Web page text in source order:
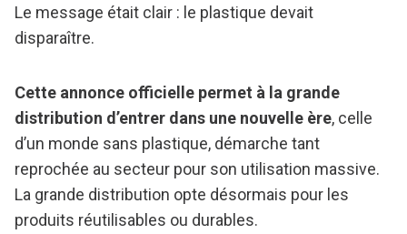
Le message était clair : le plastique devait
disparaître.
Cette annonce officielle permet à la grande
distribution d’entrer dans une nouvelle ère, celle
d’un monde sans plastique, démarche tant
reprochée au secteur pour son utilisation massive.
La grande distribution opte désormais pour les
produits réutilisables ou durables.